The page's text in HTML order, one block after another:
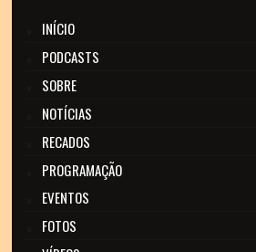
INÍCIO
PODCASTS
SOBRE
NOTÍCIAS
RECADOS
PROGRAMAÇÃO
EVENTOS
FOTOS